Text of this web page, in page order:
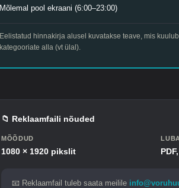
Mõlemal pool ekraani (6:00–23:00)
Eelistatud hinnakirja alusel kuvatakse teave, mis
kategooriate alla (vt ülal).
📁 Reklaamfaili nõuded
MÕÕDUD
1080 × 1920 pikslit
📧 Reklaamfail tuleb saata meilile